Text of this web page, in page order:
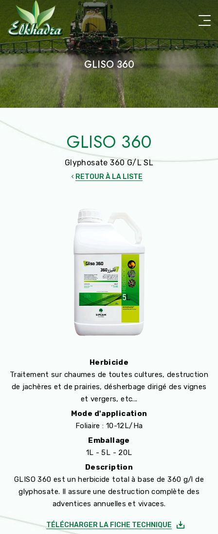
contenu
principal
GLISO 360
GLISO 360
Glyphosate 360 G/L SL
RETOUR À LA LISTE
Herbicide
Traitement sur chaumes de toutes cultures, destruction
de jachères et de prairies, désherbage dirigé des vignes
et vergers, etc...
Mode d'application
Foliaire : 10-12L/Ha
Emballage
1L - 5L - 20L
Description
GLISO 360 est un herbicide total à base de 360 g/l de
glyphosate. Il assure une destruction complète des
adventices annuelles et vivaces.
TÉLÉCHARGER LA FICHE TECHNIQUE